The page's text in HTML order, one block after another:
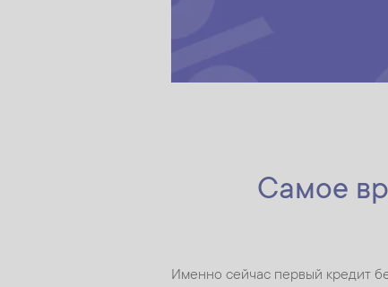
Самое
Именно сейчас первый кредит